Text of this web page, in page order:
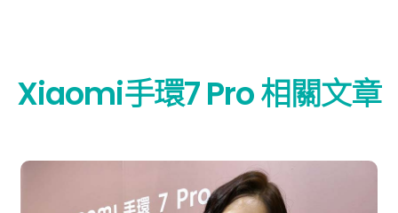
Xiaomi手環7 Pro 相關文章